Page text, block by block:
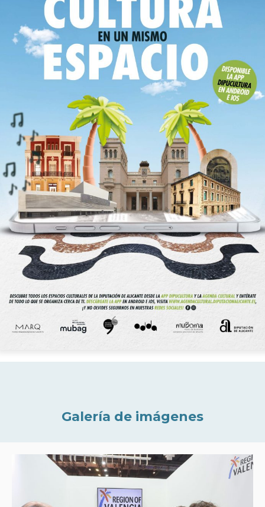
Galería de imágenes